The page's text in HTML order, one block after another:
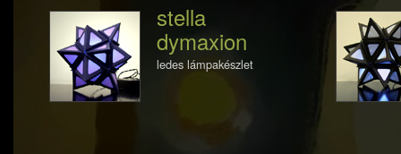
stella
dymaxion
ledes lámpakészlet